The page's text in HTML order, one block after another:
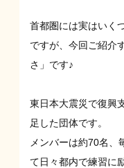
首都圏には実はいく
ですが、今回ご紹介
さ」です♪
東日本大震災で復興
足した団体です。
メンバーは約70名、
て日々都内で練習に